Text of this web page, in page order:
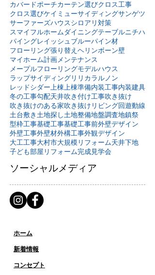
カバードポーチカーテン選びクロス工事
クロス選びケイミューサイディングサンゲツ
サーファーズハウスシロアリ対策
スマイフルホームダイニングテーブルニチハ
パイングレイッシュブルーパイン材
フローリング張り替え ヘリンボーン壁
マイホーム計画メンテナンス
メープルフローリングモデルハウス
ラップサイディングリリカラルノン
レッドシダー上棟上棟準備内装工事内装建具
冬の工事勾配天井吹き付け工事吹き抜け
吹き抜けのある家吹き抜けリビング回遊動線
土台敷き土地探し土地整備地盤調査地鎮祭
型枠工事基礎工事基礎工事前外壁デザイン
外壁工事外壁材外構工事外観デザイン
大工工事大村市大規模リフォーム天井下地
子ども部屋リフォーム完成見学会
ソーシャルメディア
ホーム
新着情報
コンセプト